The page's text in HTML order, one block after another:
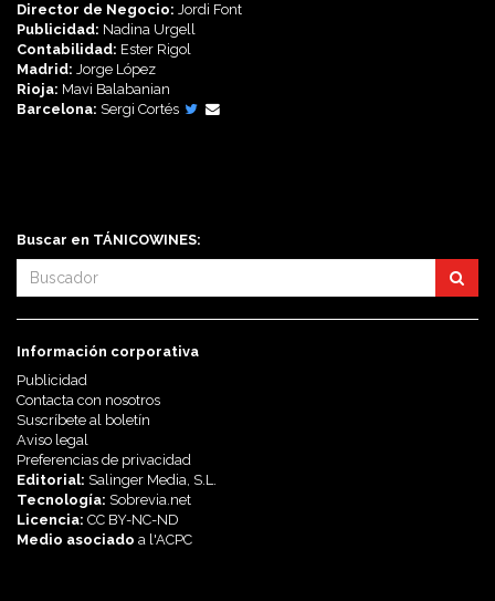
Director de Negocio: Jordi Font
Publicidad: Nadina Urgell
Contabilidad: Ester Rigol
Madrid: Jorge López
Rioja: Mavi Balabanian
Barcelona: Sergi Cortés
Buscar en TÁNICOWINES:
Información corporativa
Publicidad
Contacta con nosotros
Suscríbete al boletín
Aviso legal
Preferencias de privacidad
Editorial: Salinger Media, S.L.
Tecnología: Sobrevia.net
Licencia: CC BY-NC-ND
Medio asociado a l'ACPC